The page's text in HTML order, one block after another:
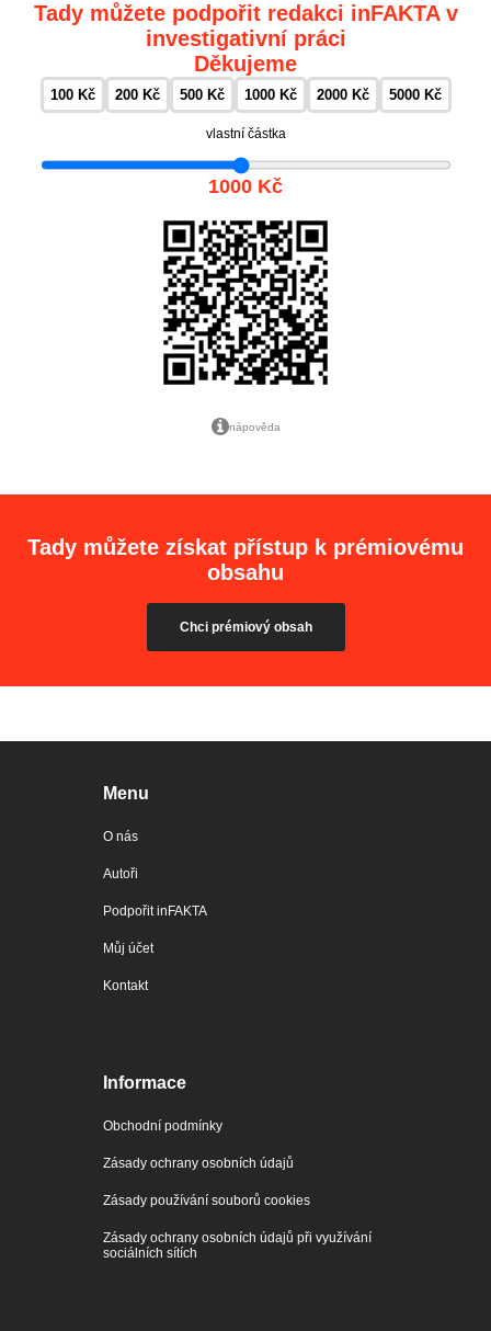
Tady můžete podpořit redakci inFAKTA v
investigativní práci
Děkujeme
100 Kč 200 Kč 500 Kč 1000 Kč 2000 Kč 5000 Kč
vlastní částka
1000 Kč
nápověda
Tady můžete získat přístup k prémiovému
obsahu
Chci prémiový obsah
Menu
O nás
Autoři
Podpořit inFAKTA
Můj účet
Kontakt
Informace
Obchodní podmínky
Zásady ochrany osobních údajů
Zásady používání souborů cookies
Zásady ochrany osobních údajů při využívání
sociálních sítích